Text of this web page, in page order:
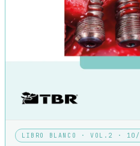
LIBRO BLANCO · VOL.2 · 10/